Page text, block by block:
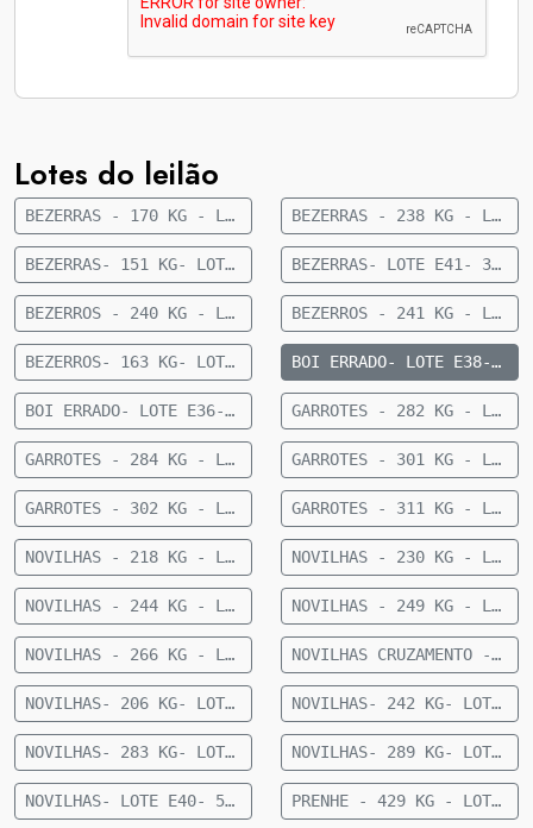
Lotes do leilão
BEZERRAS - 170 KG - LOTE E05 - 41 FÊMEAS NELORE 8 A 10 MESES - 170 KG - 35 KM DE CAMAPUÃ BEZERRAS - 238 KG - LOTE E35- 24 FÊMEAS 1/2 CRUZAMENTO INDUSTRIAL 9 MESES- 238 KG- 56 KM DE FIGUEIRÃO
BEZERRAS- 151 KG- LOTE E62- 36 FEMEAS NELORE- 8 A 10 MESES- 151 KG- 70 KM DE CAMAPUA SENTIDO PARAISO DAS AGUAS BEZERRAS- LOTE E41- 30 FÊMEAS NELORE 10 A 12 MESES- 192 KG- 84 KM DE CAMAPUÃ
BEZERROS - 240 KG - LOTE E34- 36 MACHOS 1/2 SANGUE CRUZAMENTO INDUSTRIAL 9 MESES- 240 KG- 56 KM DE FIGUEIRÃO BEZERROS - 241 KG - LOTE E96 - 36 MACHOS SENDO 11 ANGUS E 25 NELORE - 8 A 10 MESES - 241 KG - 77 KM DE CAMAPUÃ SENTIDO PARAÍSO DAS ÁGUAS
BEZERROS- 163 KG- LOTE E23- 45 MACHOS NELORE- 8 A 10 MESES- 163 KG- 70 KM DE CAMAPUA SENTIDO PARAISO DAS AGUAS BOI ERRADO- LOTE E38- 12 MACHOS NELORE- 18 A 20 MESES- 615 KG - 27 KM DE CAMAPUÃ
BOI ERRADO- LOTE E36- 16 MACHOS NELORE- 18 A 20 MESES- 449 KG - 27 KM DE CAMAPUÃ GARROTES - 282 KG - LOTE E03 - 34 MACHOS CRUZADOS 15 MESES - 282 KG - 60 KM DE CAMAPUÃ
GARROTES - 284 KG - LOTE E02 - 28 MACHOS NELORE 15 MESES - 284 KG - 60 KM DE CAMAPUÃ GARROTES - 301 KG - LOTE E01 - 64 MACHOS NELORE 15 MESES - 301 KG - 60 KM DE CAMAPUÃ
GARROTES - 302 KG - LOTE E04 - 27 MACHOS ANGUS 15 MESES - 302 KG - 60 KM DE CAMAPUÃ GARROTES - 311 KG - LOTE E99 - 37 MACHOS NELORE 15 A 20 MESES - 311 KG - 60 KM DE CAMAPUÃ
NOVILHAS - 218 KG - LOTE E09 - 21 FÊMEAS ANELORADAS 12 A 15 MESES - 218 KG - 35 KM DE CAMAPUÃ NOVILHAS - 230 KG - LOTE E31- 26 FÊMEAS ANELORADAS 12 A 15 MESES- 230 KG- 73 KM DE CAMAPUÃ
NOVILHAS - 244 KG - LOTE E30- 23 FÊMEAS 1/2 CRUZAMENTO INDUSTRIAL 12 A 15 MESES- 244 KG- 73 KM DE CAMAPUÃ NOVILHAS - 249 KG - LOTE E32- 27 FÊMEAS ANELORADAS 12 A 15 MESES- 249 KG- 73 KM DE CAMAPUÃ
NOVILHAS - 266 KG - LOTE E08 - 22 FÊMEAS NELORE 12 A 15 MESES - 266 KG - 43 KM DE CAMAPUÃ SENTIDO FIGUEIRÃO NOVILHAS CRUZAMENTO - 336 KG - LOTE E06 - 33 FÊMEAS MEIO SANGUE CHAROLÊS 12 A 15 MESES - 336 KG - 36KM DE CAMAPUÃ
NOVILHAS- 206 KG- LOTE E61- 22 FEMEAS NELORE- 12 A 15 MESES- 206 KG- 70 KM DE CAMAPUA SENTIDO FIGUEIRAO NOVILHAS- 242 KG- LOTE E22- 23 FEMEAS NELORE- 12 A 15 MESES- 242 KG- 70 KM DE CAMAPUA SENTIDO FIGUEIRAO
NOVILHAS- 283 KG- LOTE E21- 10 FEMEAS CRUZADAS- 12 A 15 MESES- 283 KG- 70 KM DE CAMAPUA SENTIDO PARAISO DAS AGUAS NOVILHAS- 289 KG- LOTE E20- 40 FEMEAS NELORE- 18 A 24 MESES- 289 KG- 70 KM DE CAMAPUA SENTIDO FIGUEIRAO
NOVILHAS- LOTE E40- 52 FÊMEAS NELORE 15 MESES- 255 KG- 84 KM DE CAMAPUÃ PRENHE - 429 KG - LOTE E86 - 18 FÊMEAS NELORE PRENHE (TERÇO FINAL) - 429 KG - 50 KM DE CAMAPUÃ SENTIDO PARAISO DAS AGUAS